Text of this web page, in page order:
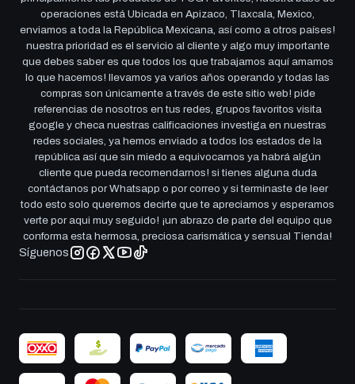
operaciones está Ubicada en Apizaco, Tlaxcala, Mexico,
enviamos a toda la República Mexicana, así como a otros países!
nuestra prioridad es el servicio al cliente y algo muy importante
que debes saber es que todos los que trabajamos aquí amamos
lo que hacemos! llevamos ya varios años operando y todas las
compras son únicamente a través de este sitio web! pide
referencias de nosotros en tus redes, grupos favoritos visita
google y checa nuestras calificaciones investiga en nuestras
redes sociales, ya hemos enviado a todos los estados de la
república así que sin miedo a equivocarnos ya habrá algún
cliente que pueda recomendarnos! si tienes alguna duda
contáctanos por Whatsapp o por correo y si terminaste de leer
todo esto solo queremos decirte que te apreciamos y esperamos
verte por aqui muy seguido! ¡un abrazo de parte del equipo que
conforma esta hermosa, preciosa carismática y sensual Tienda!
Síguenos